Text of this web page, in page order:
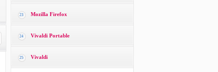
23 Mozilla Firefox
24 Vivaldi Portable
25 Vivaldi